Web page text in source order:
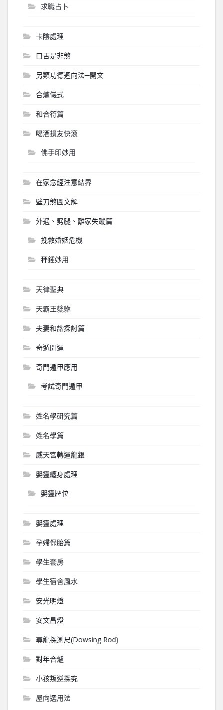
求職占卜
卡陰處理
口舌是非煞
另類功德迴向法─開文
合爐儀式
和合符篇
喝酒損友快滾
佛手印妙用
在家念經注意結界
壁刀煞圖文解
外遇、劈腿、離家失蹤篇
挽救婚姻危機
秤錘妙用
天律聖典
天霸王貔貅
夫妻和諧探討篇
奇遁開運
奇門遁甲應用
考試奇門遁甲
姓名學研究篇
姓名學篇
威天宮轉運龍銀
嬰靈纏身處理
嬰靈牌位
嬰靈處理
孕婦保胎篇
學生套房
學生宿舍風水
安光明燈
安文昌燈
尋龍探測尺(Dowsing Rod)
對年合爐
小孩叛逆探究
屋向選用法